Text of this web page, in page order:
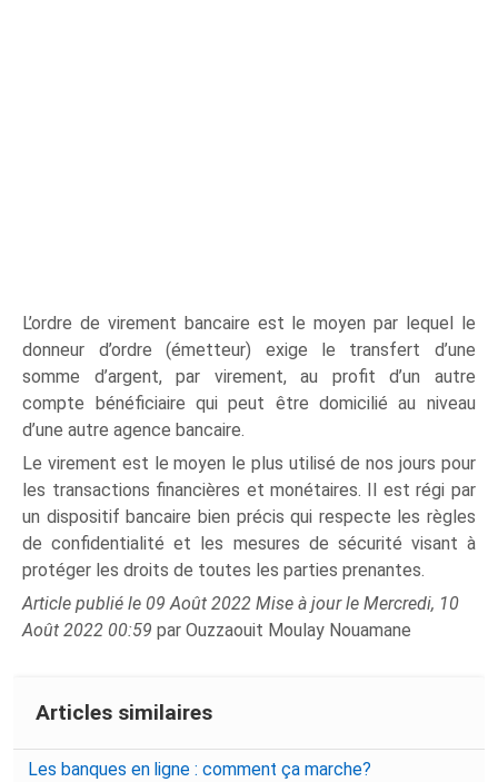
L’ordre de virement bancaire est le moyen par lequel le
donneur d’ordre (émetteur) exige le transfert d’une
somme d’argent, par virement, au profit d’un autre
compte bénéficiaire qui peut être domicilié au niveau
d’une autre agence bancaire.
Le virement est le moyen le plus utilisé de nos jours pour
les transactions financières et monétaires. Il est régi par
un dispositif bancaire bien précis qui respecte les règles
de confidentialité et les mesures de sécurité visant à
protéger les droits de toutes les parties prenantes.
Article publié le 09 Août 2022 Mise à jour le Mercredi, 10
Août 2022 00:59par Ouzzaouit Moulay Nouamane
Articles similaires
Les banques en ligne : comment ça marche?